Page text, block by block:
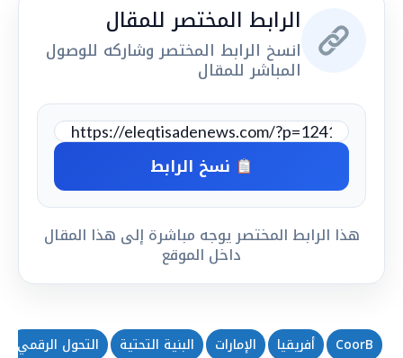
الرابط المختصر للمقال
انسخ الرابط المختصر وشاركه للوصول
المباشر للمقال
نسخ الرابط
هذا الرابط المختصر يوجه مباشرة إلى هذا المقال
داخل الموقع
CoorB أفريقيا الإمارات البنية التحتية التحول الرقمي